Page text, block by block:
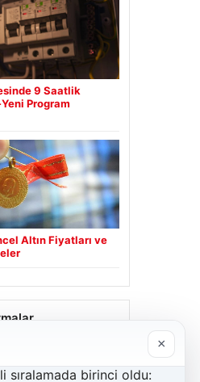
9 Saatlik
Program
Altın Fiyatları ve
×